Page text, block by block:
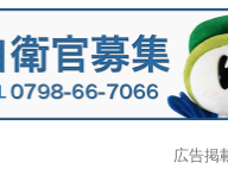
広告掲